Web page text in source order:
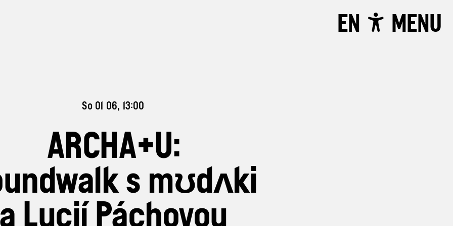
EN MENU
So 01 06, 13:00
ARCHA+U:
s mʊdʌki
Lucií Páchovou